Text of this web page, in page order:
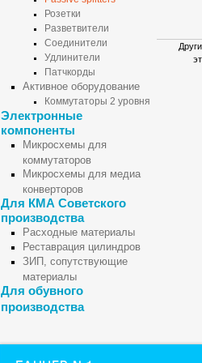
Розетки
Разветвители
Соединители
Удлинители
Патчкорды
Активное оборудование
Коммутаторы 2 уровня
Электронные
компоненты
Микросхемы для
коммутаторов
Микросхемы для медиа
конверторов
Для КМА Советского
производства
Расходные материалы
Реставрация цилиндров
ЗИП, сопутствующие
материалы
Для обувного
производства